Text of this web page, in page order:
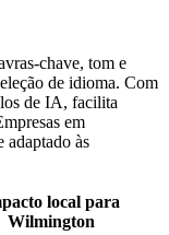
chave, tom e
de idioma. Com
de IA, facilita
em
adaptado às
local para
Wilmington